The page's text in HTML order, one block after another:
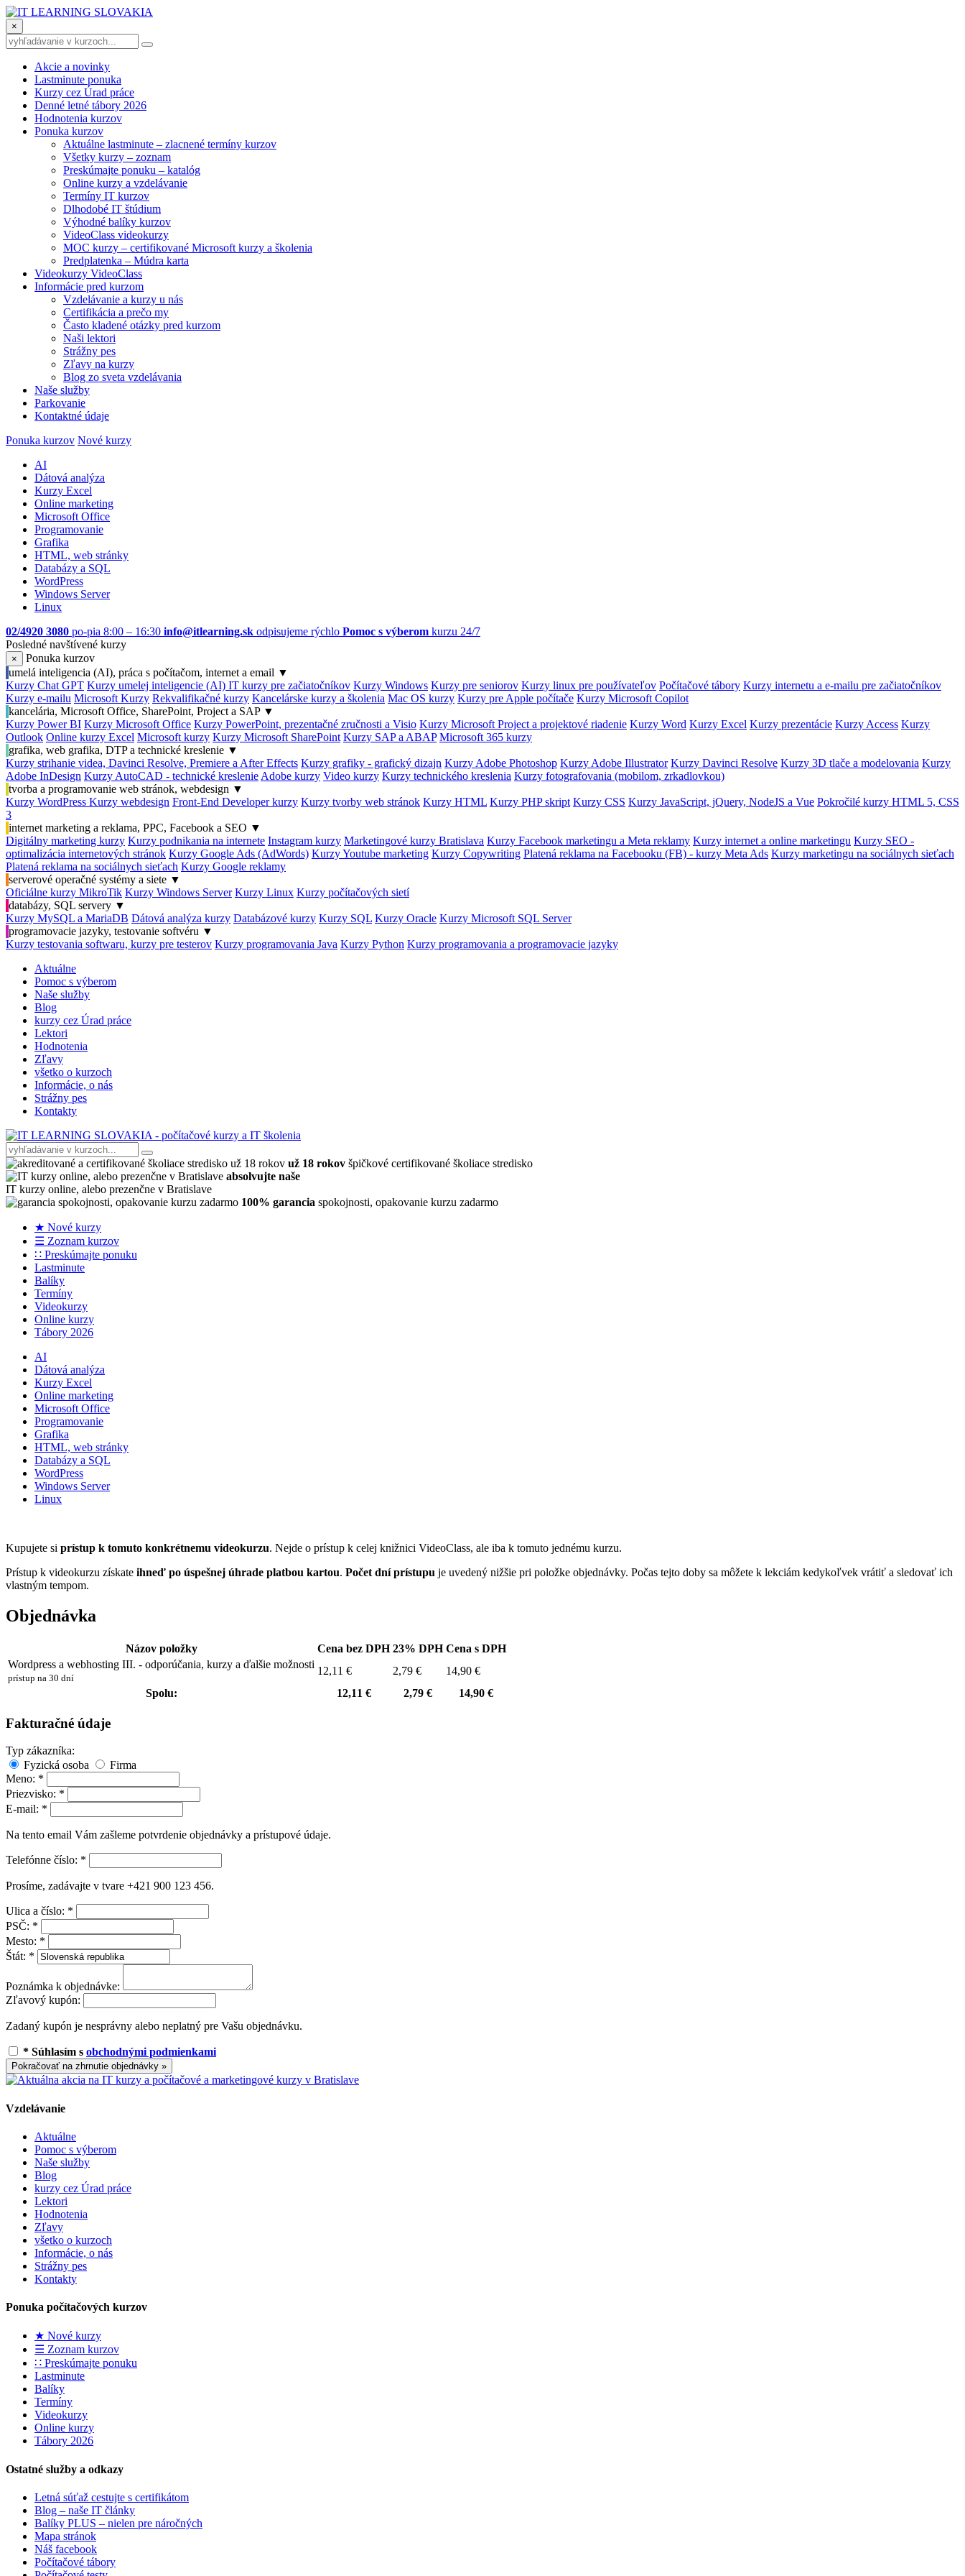
×
Akcie a novinky
Lastminute ponuka
Kurzy cez Úrad práce
Denné letné tábory 2026
Hodnotenia kurzov
Ponuka kurzov
Aktuálne lastminute – zlacnené termíny kurzov
Všetky kurzy – zoznam
Preskúmajte ponuku – katalóg
Online kurzy a vzdelávanie
Termíny IT kurzov
Dlhodobé IT štúdium
Výhodné balíky kurzov
VideoClass videokurzy
MOC kurzy – certifikované Microsoft kurzy a školenia
Predplatenka – Múdra karta
Videokurzy VideoClass
Informácie pred kurzom
Vzdelávanie a kurzy u nás
Certifikácia a prečo my
Často kladené otázky pred kurzom
Naši lektori
Strážny pes
Zľavy na kurzy
Blog zo sveta vzdelávania
Naše služby
Parkovanie
Kontaktné údaje
Ponuka kurzov Nové kurzy
AI
Dátová analýza
Kurzy Excel
Online marketing
Microsoft Office
Programovanie
Grafika
HTML, web stránky
Databázy a SQL
WordPress
Windows Server
Linux
02/4920 3080 po-pia 8:00 – 16:30 info@itlearning.sk odpisujeme rýchlo Pomoc s výberom kurzu 24/7
Posledné navštívené kurzy
×
Ponuka kurzov
umelá inteligencia (AI), práca s počítačom, internet a email ▼
Kurzy Chat GPT Kurzy umelej inteligencie (AI) IT kurzy pre začiatočníkov Kurzy Windows Kurzy pre seniorov Kurzy linux pre používateľov Počítačové tábory Kurzy internetu a e-mailu pre začiatočníkov
Kurzy e-mailu Microsoft Kurzy Rekvalifikačné kurzy Kancelárske kurzy a školenia Mac OS kurzy Kurzy pre Apple počítače Kurzy Microsoft Copilot
kancelária, Microsoft Office, SharePoint, Project a SAP ▼
Kurzy Power BI Kurzy Microsoft Office Kurzy PowerPoint, prezentačné zručnosti a Visio Kurzy Microsoft Project a projektové riadenie Kurzy Word Kurzy Excel Kurzy prezentácie Kurzy Access Kurzy
Outlook Online kurzy Excel Microsoft kurzy Kurzy Microsoft SharePoint Kurzy SAP a ABAP Microsoft 365 kurzy
grafika, web grafika, DTP a technické kreslenie ▼
Kurzy strihanie videa, Davinci Resolve, Premiere a After Effects Kurzy grafiky - grafický dizajn Kurzy Adobe Photoshop Kurzy Adobe Illustrator Kurzy Davinci Resolve Kurzy 3D tlače a modelovania Kurzy
Adobe InDesign Kurzy AutoCAD - technické kreslenie Adobe kurzy Video kurzy Kurzy technického kreslenia Kurzy fotografovania (mobilom, zrkadlovkou)
tvorba a programovanie web stránok, webdesign ▼
Kurzy WordPress Kurzy webdesign Front-End Developer kurzy Kurzy tvorby web stránok Kurzy HTML Kurzy PHP skript Kurzy CSS Kurzy JavaScript, jQuery, NodeJS a Vue Pokročilé kurzy HTML 5, CSS
3
internet marketing a reklama, PPC, Facebook a SEO ▼
Digitálny marketing kurzy Kurzy podnikania na internete Instagram kurzy Marketingové kurzy Bratislava Kurzy Facebook marketingu a Meta reklamy Kurzy internet a online marketingu Kurzy SEO -
optimalizácia internetových stránok Kurzy Google Ads (AdWords) Kurzy Youtube marketing Kurzy Copywriting Platená reklama na Facebooku (FB) - kurzy Meta Ads Kurzy marketingu na sociálnych sieťach
Platená reklama na sociálnych sieťach Kurzy Google reklamy
serverové operačné systémy a siete ▼
Oficiálne kurzy MikroTik Kurzy Windows Server Kurzy Linux Kurzy počítačových sietí
databázy, SQL servery ▼
Kurzy MySQL a MariaDB Dátová analýza kurzy Databázové kurzy Kurzy SQL Kurzy Oracle Kurzy Microsoft SQL Server
programovacie jazyky, testovanie softvéru ▼
Kurzy testovania softwaru, kurzy pre testerov Kurzy programovania Java Kurzy Python Kurzy programovania a programovacie jazyky
Aktuálne
Pomoc s výberom
Naše služby
Blog
kurzy cez Úrad práce
Lektori
Hodnotenia
Zľavy
všetko o kurzoch
Informácie, o nás
Strážny pes
Kontakty
už 18 rokov špičkové certifikované školiace stredisko
absolvujte naše
IT kurzy online, alebo prezenčne v Bratislave
100% garancia spokojnosti, opakovanie kurzu zadarmo
★ Nové kurzy
☰ Zoznam kurzov
∷ Preskúmajte ponuku
Lastminute
Balíky
Termíny
Videokurzy
Online kurzy
Tábory 2026
AI
Dátová analýza
Kurzy Excel
Online marketing
Microsoft Office
Programovanie
Grafika
HTML, web stránky
Databázy a SQL
WordPress
Windows Server
Linux
Kupujete si prístup k tomuto konkrétnemu videokurzu. Nejde o prístup k celej knižnici VideoClass, ale iba k tomuto jednému kurzu.
Prístup k videokurzu získate ihneď po úspešnej úhrade platbou kartou. Počet dní prístupu je uvedený nižšie pri položke objednávky. Počas tejto doby sa môžete k lekciám kedykoľvek vrátiť a sledovať ich
vlastným tempom.
Objednávka
Názov položky Cena bez DPH 23% DPH Cena s DPH
Wordpress a webhosting III. - odporúčania, kurzy a ďalšie možnosti
prístup na 30 dní
12,11 € 2,79 €
14,90 €
Spolu:
12,11 € 2,79 € 14,90 €
Fakturačné údaje
Typ zákazníka:
Fyzická osoba
Firma
Meno: *
Priezvisko: *
E-mail: *
Na tento email Vám zašleme potvrdenie objednávky a prístupové údaje.
Telefónne číslo: *
Prosíme, zadávajte v tvare +421 900 123 456.
Ulica a číslo: *
PSČ: *
Mesto: *
Štát: *
Poznámka k objednávke:
Zľavový kupón:
Zadaný kupón je nesprávny alebo neplatný pre Vašu objednávku.
* Súhlasím s obchodnými podmienkami
Pokračovať na zhrnutie objednávky »
Vzdelávanie
Aktuálne
Pomoc s výberom
Naše služby
Blog
kurzy cez Úrad práce
Lektori
Hodnotenia
Zľavy
všetko o kurzoch
Informácie, o nás
Strážny pes
Kontakty
Ponuka počítačových kurzov
★ Nové kurzy
☰ Zoznam kurzov
∷ Preskúmajte ponuku
Lastminute
Balíky
Termíny
Videokurzy
Online kurzy
Tábory 2026
Ostatné služby a odkazy
Letná súťaž cestujte s certifikátom
Blog – naše IT články
Balíky PLUS – nielen pre náročných
Mapa stránok
Náš facebook
Počítačové tábory